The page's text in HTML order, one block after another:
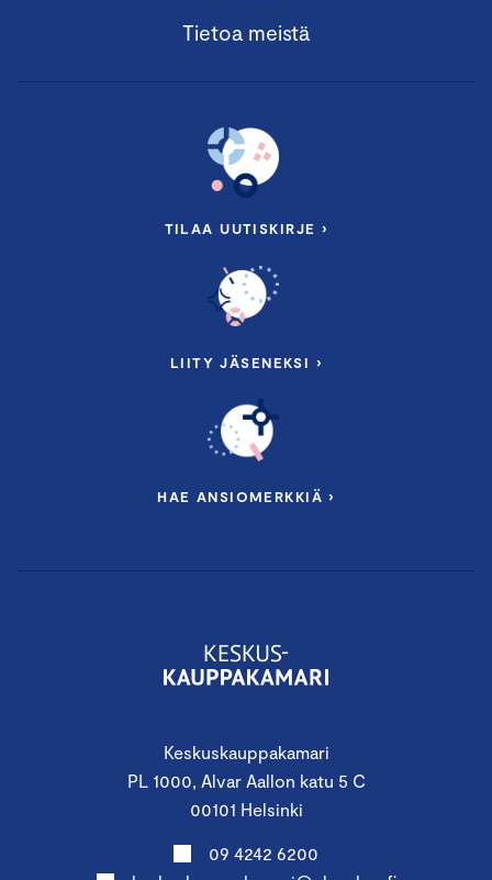
Keskuskauppakamari
PL 1000, Alvar Aallon katu 5 C
00101 Helsinki
09 4242 6200
Tietoa meistä
TILAA UUTISKIRJE ›
LIITY JÄSENEKSI ›
HAE ANSIOMERKKIÄ ›